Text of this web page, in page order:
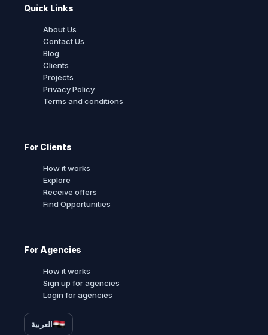
Quick Links
About Us
Contact Us
Blog
Clients
Projects
Privacy Policy
Terms and conditions
For Clients
How it works
Explore
Receive offers
Find Opportunities
For Agencies
How it works
Sign up for agencies
Login for agencies
العربية